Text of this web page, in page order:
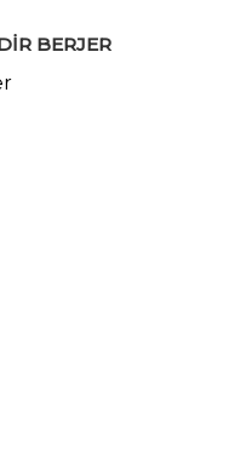
BERJER